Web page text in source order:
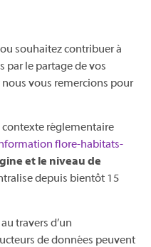
souhaitez contribuer à
par le partage de vos
vous remercions pour
contexte réglementaire
flore-habitats-
et le niveau de
depuis bientôt 15
travers d’un
de données peuvent